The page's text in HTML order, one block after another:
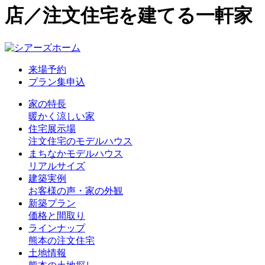
店／注文住宅を建てる一軒家
来場予約
プラン集申込
家の特長
暖かく涼しい家
住宅展示場
注文住宅のモデルハウス
まちなかモデルハウス
リアルサイズ
建築実例
お客様の声・家の外観
新築プラン
価格と間取り
ラインナップ
熊本の注文住宅
土地情報